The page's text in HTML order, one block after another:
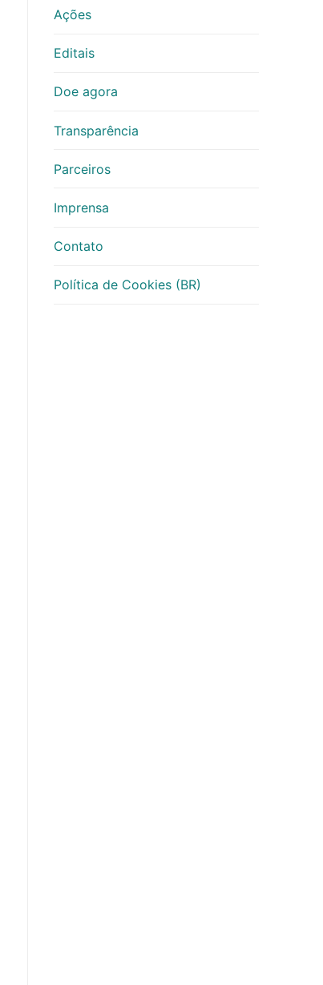
Ações
Editais
Doe agora
Transparência
Parceiros
Imprensa
Contato
Política de Cookies (BR)